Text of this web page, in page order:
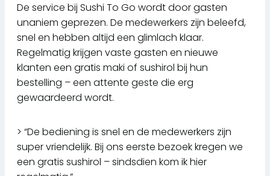
De service bij Sushi To Go wordt door gasten
unaniem geprezen. De medewerkers zijn beleefd,
snel en hebben altijd een glimlach klaar.
Regelmatig krijgen vaste gasten en nieuwe
klanten een gratis maki of sushirol bij hun
bestelling – een attente geste die erg
gewaardeerd wordt.
> “De bediening is snel en de medewerkers zijn
super vriendelijk. Bij ons eerste bezoek kregen we
een gratis sushirol – sindsdien kom ik hier